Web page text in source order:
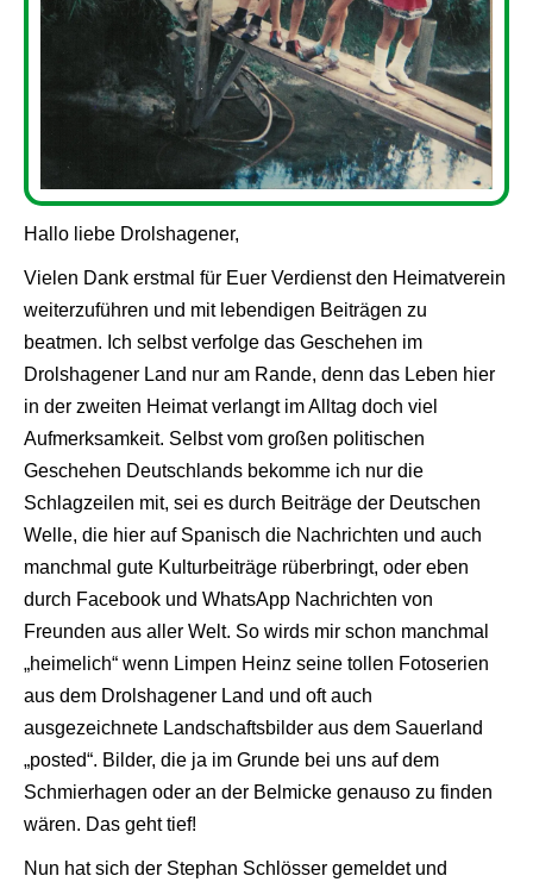
Hallo liebe Drolshagener,
Vielen Dank erstmal für Euer Verdienst den Heimatverein
weiterzuführen und mit lebendigen Beiträgen zu
beatmen. Ich selbst verfolge das Geschehen im
Drolshagener Land nur am Rande, denn das Leben hier
in der zweiten Heimat verlangt im Alltag doch viel
Aufmerksamkeit. Selbst vom großen politischen
Geschehen Deutschlands bekomme ich nur die
Schlagzeilen mit, sei es durch Beiträge der Deutschen
Welle, die hier auf Spanisch die Nachrichten und auch
manchmal gute Kulturbeiträge rüberbringt, oder eben
durch Facebook und WhatsApp Nachrichten von
Freunden aus aller Welt. So wirds mir schon manchmal
„heimelich“ wenn Limpen Heinz seine tollen Fotoserien
aus dem Drolshagener Land und oft auch
ausgezeichnete Landschaftsbilder aus dem Sauerland
„posted“. Bilder, die ja im Grunde bei uns auf dem
Schmierhagen oder an der Belmicke genauso zu finden
wären. Das geht tief!
Nun hat sich der Stephan Schlösser gemeldet und